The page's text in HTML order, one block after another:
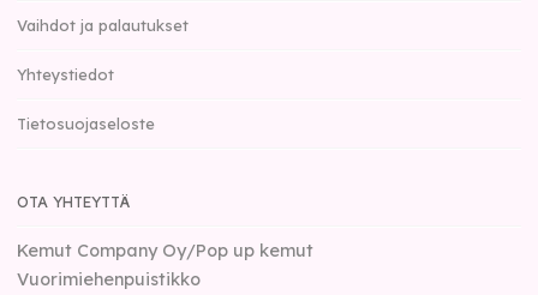
Vaihdot ja palautukset
Yhteystiedot
Tietosuojaseloste
OTA YHTEYTTÄ
Kemut Company Oy/Pop up kemut
Vuorimiehenpuistikko